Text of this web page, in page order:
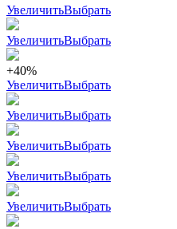
УвеличитьВыбрать
УвеличитьВыбрать
+40%
УвеличитьВыбрать
УвеличитьВыбрать
УвеличитьВыбрать
УвеличитьВыбрать
УвеличитьВыбрать